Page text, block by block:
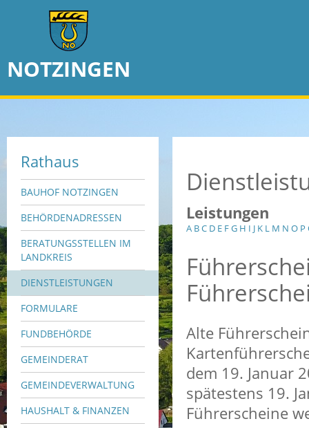
NOTZINGEN
Rathaus
BAUHOF NOTZINGEN
BEHÖRDENADRESSEN
BERATUNGSSTELLEN IM
LANDKREIS
DIENSTLEISTUNGEN
FORMULARE
FUNDBEHÖRDE
GEMEINDERAT
GEMEINDEVERWALTUNG
HAUSHALT & FINANZEN
Leistungen
A BC D E FG H I J K L M N O P
Alte
dem 19. Januar
spätestens 19.
Führerscheine